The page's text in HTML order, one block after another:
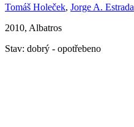
Tomáš Holeček, Jorge A. Estrada
2010, Albatros
Stav: dobrý - opotřebeno